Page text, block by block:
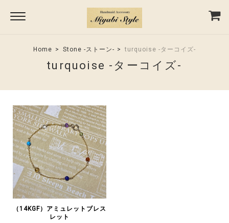
Home Stone -ストーン- turquoise -ターコイズ-
turquoise -ターコイズ-
（14KGF）アミュレットブレス
レット